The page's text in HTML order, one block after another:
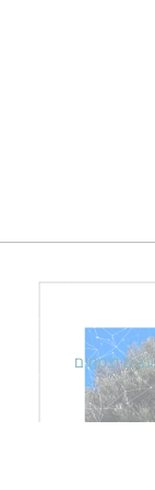
וצמחים